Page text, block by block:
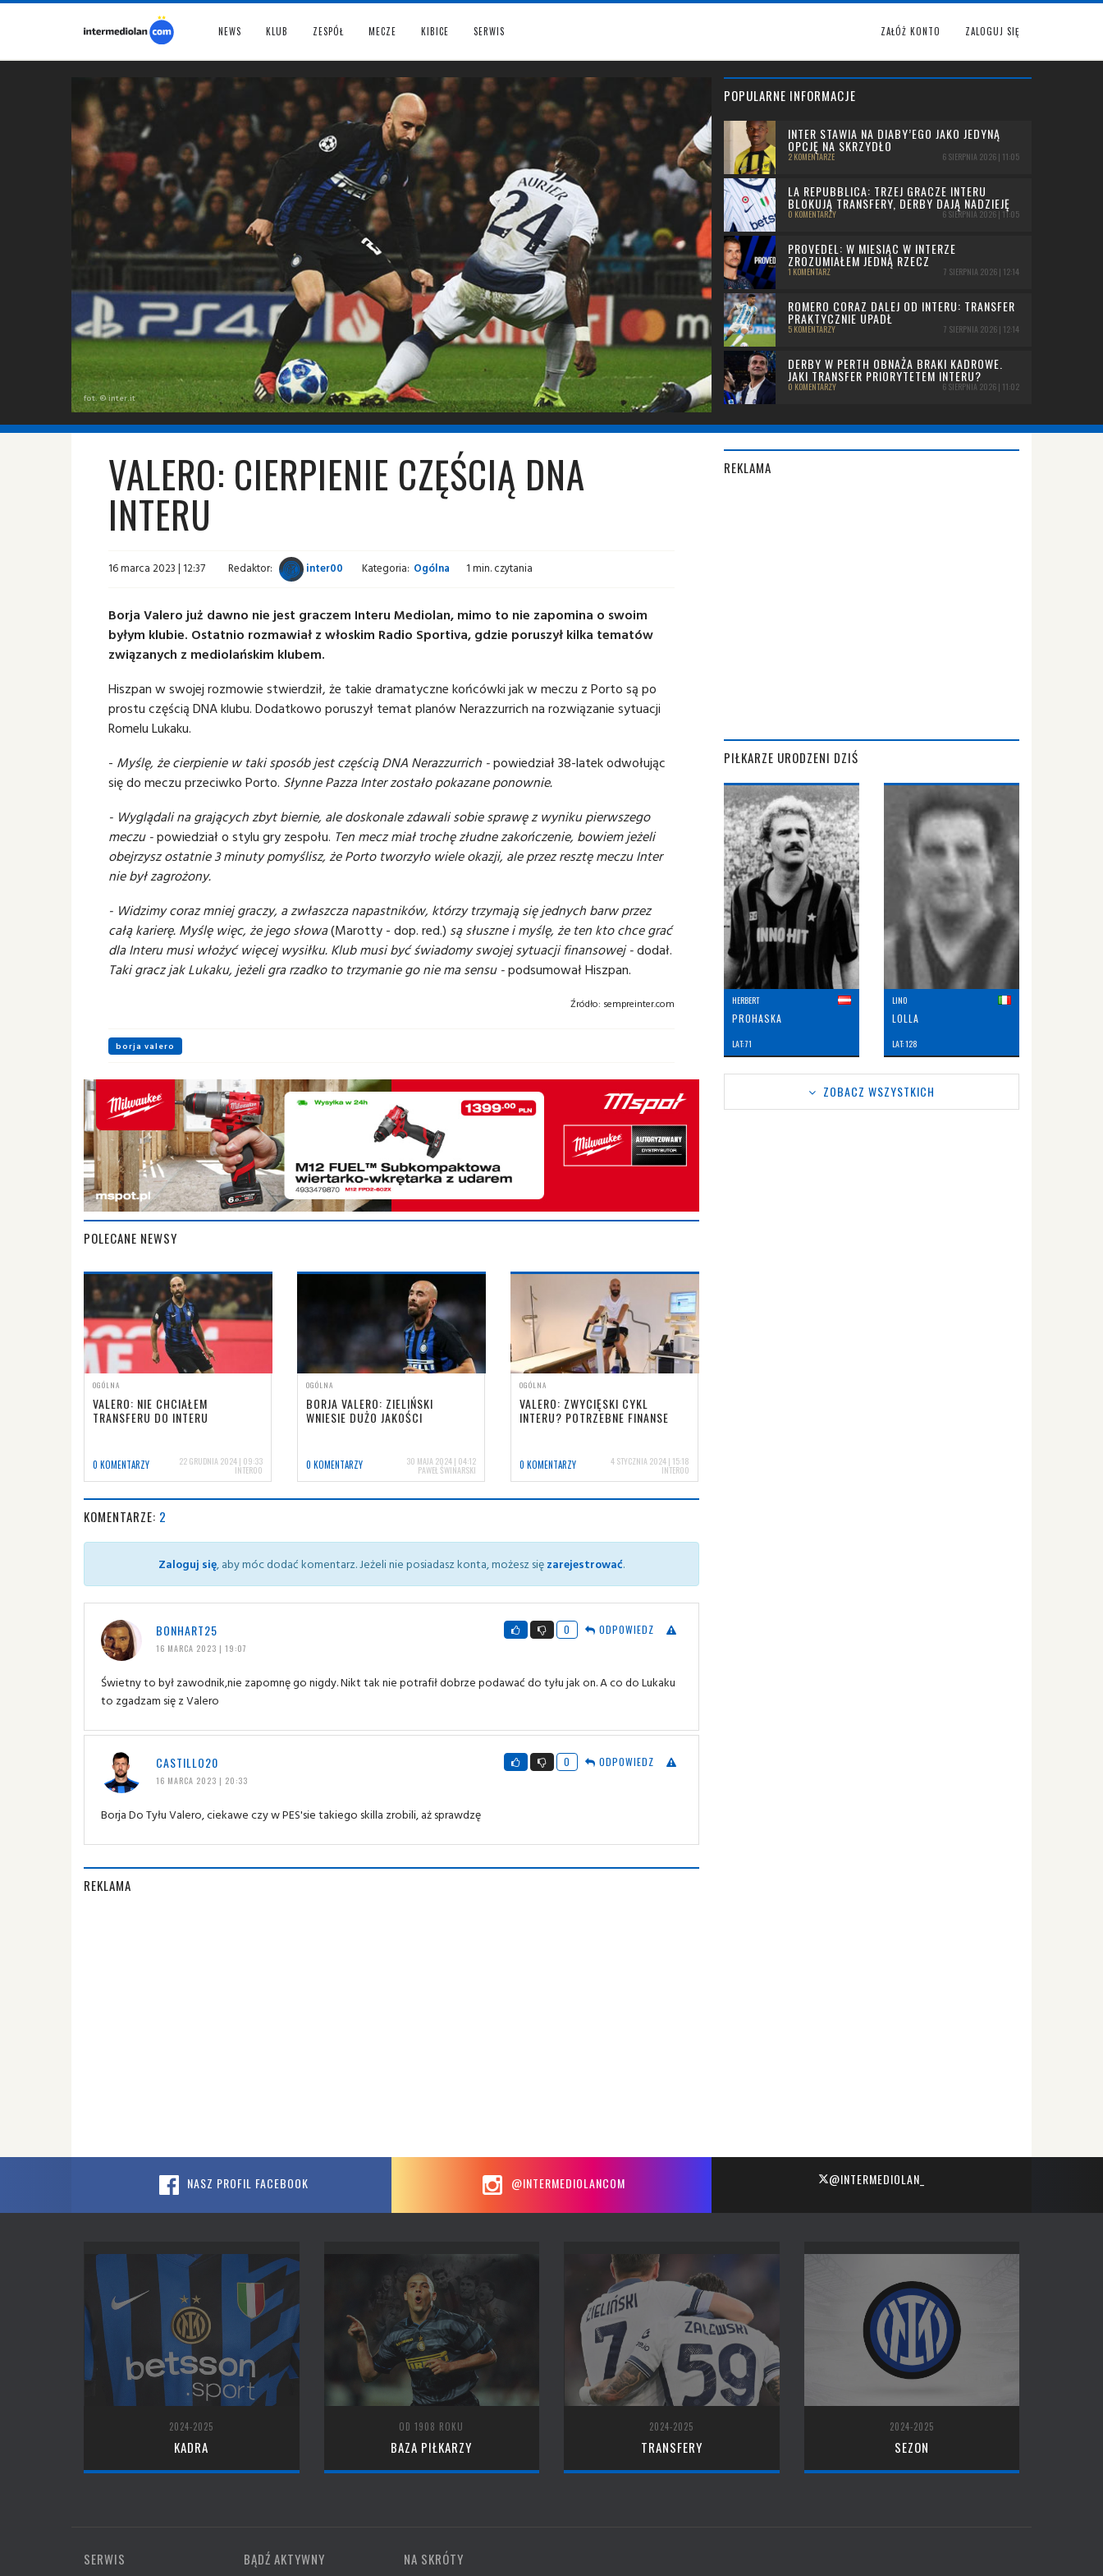
NEWS KLUB ZESPÓŁ MECZE KIBICE SERWIS ZAŁÓŻ KONTO ZALOGUJ SIĘ
fot. © inter.it
POPULARNE INFORMACJE
INTER STAWIA NA DIABY’EGO JAKO JEDYNĄ
OPCJĘ NA SKRZYDŁO
2 KOMENTARZE 6 SIERPNIA 2026 | 11:05
LA REPUBBLICA: TRZEJ GRACZE INTERU
BLOKUJĄ TRANSFERY, DERBY DAJĄ NADZIEJĘ
0 KOMENTARZY 6 SIERPNIA 2026 | 11:05
PROVEDEL: W MIESIĄC W INTERZE
ZROZUMIAŁEM JEDNĄ RZECZ
1 KOMENTARZ 7 SIERPNIA 2026 | 12:14
ROMERO CORAZ DALEJ OD INTERU: TRANSFER
PRAKTYCZNIE UPADŁ
5 KOMENTARZY 7 SIERPNIA 2026 | 12:14
DERBY W PERTH OBNAŻA BRAKI KADROWE.
JAKI TRANSFER PRIORYTETEM INTERU?
0 KOMENTARZY 6 SIERPNIA 2026 | 11:02
VALERO: CIERPIENIE CZĘŚCIĄ DNA
INTERU
16 marca 2023 | 12:37 Redaktor: inter00 Kategoria: Ogólna 1 min. czytania
Borja Valero już dawno nie jest graczem Interu Mediolan, mimo to nie zapomina o swoim
byłym klubie. Ostatnio rozmawiał z włoskim Radio Sportiva, gdzie poruszył kilka tematów
związanych z mediolańskim klubem.
Hiszpan w swojej rozmowie stwierdził, że takie dramatyczne końcówki jak w meczu z Porto są po
prostu częścią DNA klubu. Dodatkowo poruszył temat planów Nerazzurrich na rozwiązanie sytuacji
Romelu Lukaku.
- Myślę, że cierpienie w taki sposób jest częścią DNA Nerazzurrich -powiedział 38-latek odwołując
się do meczu przeciwko Porto. Słynne Pazza Inter zostało pokazane ponownie.
- Wyglądali na grających zbyt biernie, ale doskonale zdawali sobie sprawę z wyniku pierwszego
meczu -powiedział o stylu gry zespołu. Ten mecz miał trochę złudne zakończenie, bowiem jeżeli
obejrzysz ostatnie 3 minuty pomyślisz, że Porto tworzyło wiele okazji, ale przez resztę meczu Inter
nie był zagrożony.
- Widzimy coraz mniej graczy, a zwłaszcza napastników, którzy trzymają się jednych barw przez
całą karierę. Myślę więc, że jego słowa(Marotty - dop. red.) są słuszne i myślę, że ten kto chce grać
dla Interu musi włożyć więcej wysiłku. Klub musi być świadomy swojej sytuacji finansowej -dodał.
Taki gracz jak Lukaku, jeżeli gra rzadko to trzymanie go nie ma sensu -podsumował Hiszpan.
Źródło: sempreinter.com
borja valero
POLECANE NEWSY
OGÓLNA
VALERO: NIE CHCIAŁEM
TRANSFERU DO INTERU
0 KOMENTARZY 22 GRUDNIA 2024 | 09:33
INTER00
OGÓLNA
BORJA VALERO: ZIELIŃSKI
WNIESIE DUŻO JAKOŚCI
0 KOMENTARZY 30 MAJA 2024 | 04:12
PAWEŁ ŚWINARSKI
OGÓLNA
VALERO: ZWYCIĘSKI CYKL
INTERU? POTRZEBNE FINANSE
0 KOMENTARZY 4 STYCZNIA 2024 | 15:18
INTER00
KOMENTARZE: 2
Zaloguj się, aby móc dodać komentarz. Jeżeli nie posiadasz konta, możesz sięzarejestrować.
BONHART25
16 MARCA 2023 | 19:07
0 ODPOWIEDZ
Świetny to był zawodnik,nie zapomnę go nigdy. Nikt tak nie potrafił dobrze podawać do tyłu jak on. A co do Lukaku
to zgadzam się z Valero
CASTILLO20
16 MARCA 2023 | 20:33
0 ODPOWIEDZ
Borja Do Tyłu Valero, ciekawe czy w PES'sie takiego skilla zrobili, aż sprawdzę
REKLAMA
REKLAMA
PIŁKARZE URODZENI DZIŚ
HERBERT
PROHASKA
LAT: 71
LINO
LOLLA
LAT: 128
ZOBACZ WSZYSTKICH
NASZ PROFIL FACEBOOK @INTERMEDIOLANCOM @INTERMEDIOLAN_
2024-2025
KADRA
OD 1908 ROKU
BAZA PIŁKARZY
2024-2025
TRANSFERY
2024-2025
SEZON
SERWIS BĄDŹ AKTYWNY NA SKRÓTY